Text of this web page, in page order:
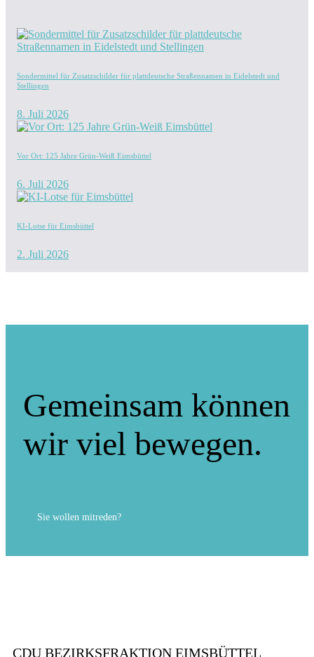
Sondermittel für Zusatzschilder für plattdeutsche Straßennamen in Eidelstedt und
Stellingen
8. Juli 2026
Vor Ort: 125 Jahre Grün-Weiß Eimsbüttel
6. Juli 2026
KI-Lotse für Eimsbüttel
2. Juli 2026
Gemeinsam können
wir viel bewegen.
Sie wollen mitreden?
CDU BEZIRKSFRAKTION EIMSBÜTTEL